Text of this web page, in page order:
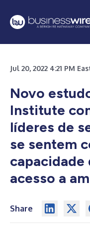
Jul 20, 2022 4:21 PM
Novo
Institute
líderes de
se sentem
acesso a
Share